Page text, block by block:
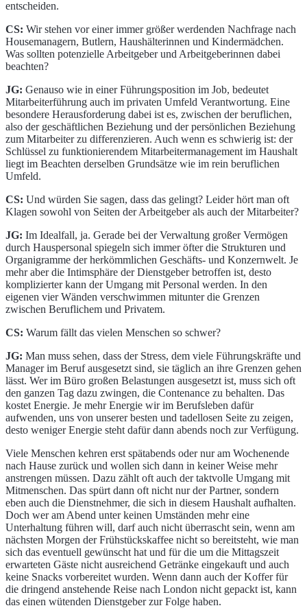
entscheiden.
CS: Wir stehen vor einer immer größer werdenden Nachfrage nach
Housemanagern, Butlern, Haushälterinnen und Kindermädchen.
Was sollten potenzielle Arbeitgeber und Arbeitgeberinnen dabei
beachten?
JG: Genauso wie in einer Führungsposition im Job, bedeutet
Mitarbeiterführung auch im privaten Umfeld Verantwortung. Eine
besondere Herausforderung dabei ist es, zwischen der beruflichen,
also der geschäftlichen Beziehung und der persönlichen Beziehung
zum Mitarbeiter zu differenzieren. Auch wenn es schwierig ist: der
Schlüssel zu funktionierendem Mitarbeitermanagement im Haushalt
liegt im Beachten derselben Grundsätze wie im rein beruflichen
Umfeld.
CS: Und würden Sie sagen, dass das gelingt? Leider hört man oft
Klagen sowohl von Seiten der Arbeitgeber als auch der Mitarbeiter?
JG: Im Idealfall, ja. Gerade bei der Verwaltung großer Vermögen
durch Hauspersonal spiegeln sich immer öfter die Strukturen und
Organigramme der herkömmlichen Geschäfts- und Konzernwelt. Je
mehr aber die Intimsphäre der Dienstgeber betroffen ist, desto
komplizierter kann der Umgang mit Personal werden. In den
eigenen vier Wänden verschwimmen mitunter die Grenzen
zwischen Beruflichem und Privatem.
CS: Warum fällt das vielen Menschen so schwer?
JG: Man muss sehen, dass der Stress, dem viele Führungskräfte und
Manager im Beruf ausgesetzt sind, sie täglich an ihre Grenzen gehen
lässt. Wer im Büro großen Belastungen ausgesetzt ist, muss sich oft
den ganzen Tag dazu zwingen, die Contenance zu behalten. Das
kostet Energie. Je mehr Energie wir im Berufsleben dafür
aufwenden, uns von unserer besten und tadellosen Seite zu zeigen,
desto weniger Energie steht dafür dann abends noch zur Verfügung.
Viele Menschen kehren erst spätabends oder nur am Wochenende
nach Hause zurück und wollen sich dann in keiner Weise mehr
anstrengen müssen. Dazu zählt oft auch der taktvolle Umgang mit
Mitmenschen. Das spürt dann oft nicht nur der Partner, sondern
eben auch die Dienstnehmer, die sich in diesem Haushalt aufhalten.
Doch wer am Abend unter keinen Umständen mehr eine
Unterhaltung führen will, darf auch nicht überrascht sein, wenn am
nächsten Morgen der Frühstückskaffee nicht so bereitsteht, wie man
sich das eventuell gewünscht hat und für die um die Mittagszeit
erwarteten Gäste nicht ausreichend Getränke eingekauft und auch
keine Snacks vorbereitet wurden. Wenn dann auch der Koffer für
die dringend anstehende Reise nach London nicht gepackt ist, kann
das einen wütenden Dienstgeber zur Folge haben.